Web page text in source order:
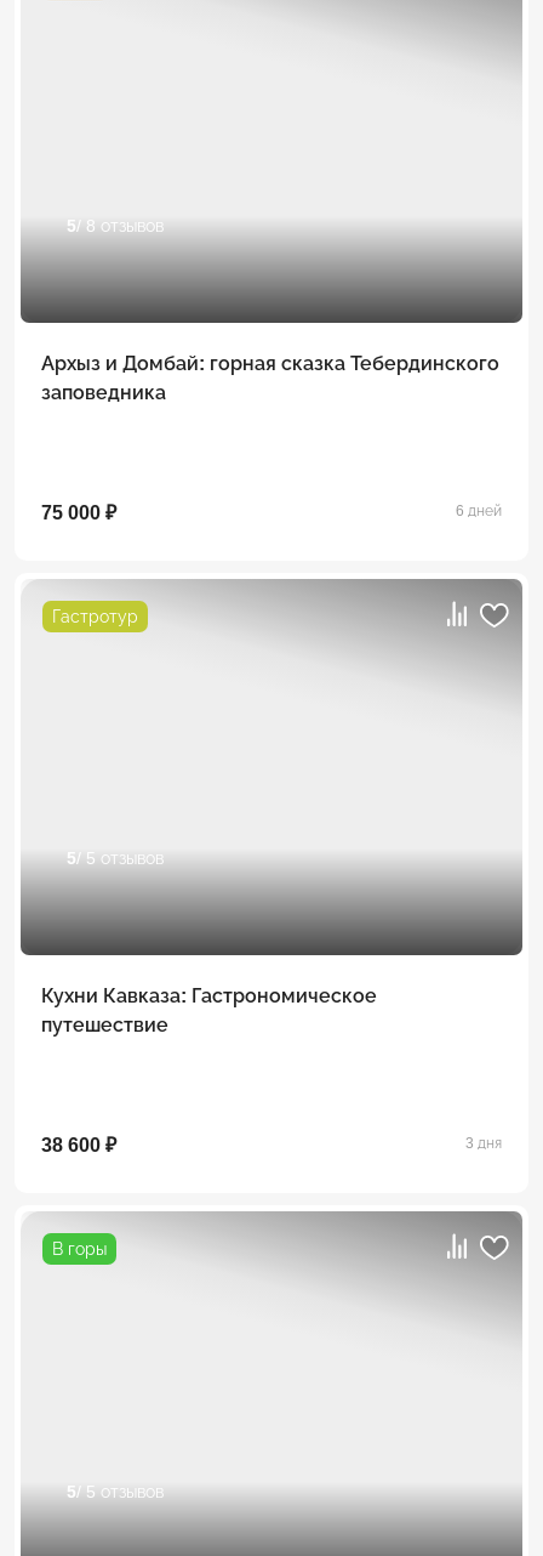
5/ 8 отзывов
Архыз и Домбай: горная сказка Тебердинского
заповедника
75 000 ₽ 6 дней
Гастротур
5/ 5 отзывов
Кухни Кавказа: Гастрономическое
путешествие
38 600 ₽ 3 дня
В горы
5/ 5 отзывов